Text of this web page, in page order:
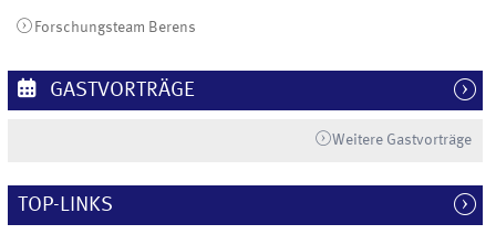
Forschungsteam Berens
GASTVORTRÄGE
Weitere Gastvorträge
TOP-LINKS